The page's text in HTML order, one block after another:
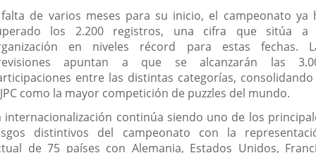
de varios meses para su inicio, el campeonato ya
los 2.200 registros, una cifra que sitúa a
en niveles récord para estas fechas.
apuntan a que se alcanzarán las
entre las distintas categorías,
como la mayor competición de puzzles del mundo.
internacionalización continúa siendo uno de los
distintivos del campeonato con la
de 75 países con Alemania, Estados Unidos,